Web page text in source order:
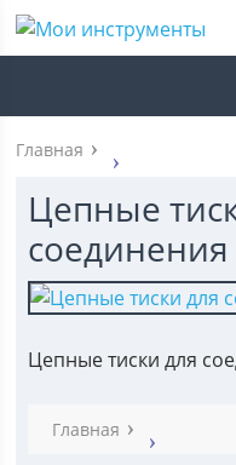
Главная
Цепные
соединения
Цепные тиски для
Главная